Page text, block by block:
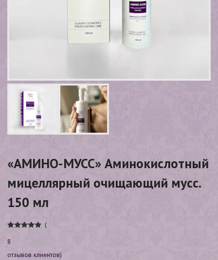
«АМИНО-МУСС» Аминокислотный
мицеллярный очищающий мусс.
150 мл
5.00
опроса
(
8
отзывов клиентов)